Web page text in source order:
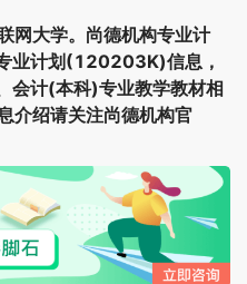
网大学。尚德机构专业计
业计划(120203K)信息，
会计(本科)专业教学教材相
介绍请关注尚德机构官